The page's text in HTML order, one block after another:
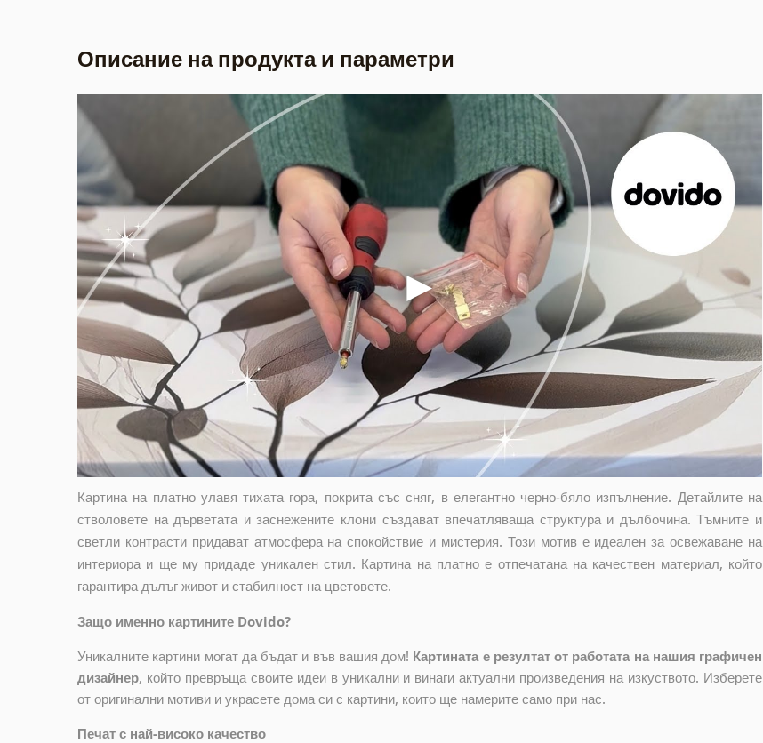
Описание на продукта и параметри
Картина на платно улавя тихата гора, покрита със сняг, в елегантно черно-бяло изпълнение. Детайлите на
стволовете на дърветата и заснежените клони създават впечатляваща структура и дълбочина. Тъмните и
светли контрасти придават атмосфера на спокойствие и мистерия. Този мотив е идеален за освежаване на
интериора и ще му придаде уникален стил. Картина на платно е отпечатана на качествен материал, който
гарантира дълъг живот и стабилност на цветовете.
Защо именно картините Dovido?
Уникалните картини могат да бъдат и във вашия дом! Картината е резултат от работата на нашия графичен
дизайнер, койтопревръща своите идеи в уникални и винаги актуални произведения на изкуството. Изберете
от оригинални мотиви и украсете дома си с картини, които ще намерите само при нас.
Печат с най-високо качество